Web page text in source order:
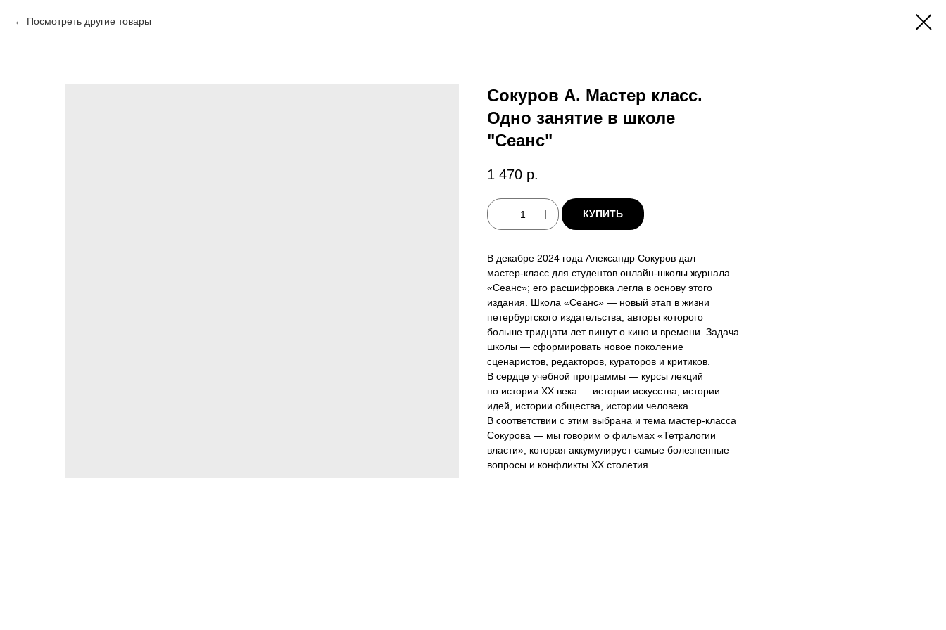
Посмотреть другие товары
Сокуров А. Мастер класс.
Одно занятие в школе
"Сеанс"
1 470 р.
КУПИТЬ
В декабре 2024 года Александр Сокуров дал
мастер‑класс для студентов онлайн‑школы журнала
«Сеанс»; его расшифровка легла в основу этого
издания. Школа «Сеанс» — новый этап в жизни
петербургского издательства, авторы которого
больше тридцати лет пишут о кино и времени. Задача
школы — сформировать новое поколение
сценаристов, редакторов, кураторов и критиков.
В сердце учебной программы — курсы лекций
по истории ХХ века — истории искусства, истории
идей, истории общества, истории человека.
В соответствии с этим выбрана и тема мастер‑класса
Сокурова — мы говорим о фильмах «Тетралогии
власти», которая аккумулирует самые болезненные
вопросы и конфликты XX столетия.